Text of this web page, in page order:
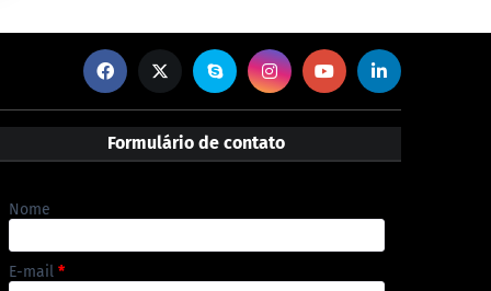
Formulário de contato
Nome
E-mail *